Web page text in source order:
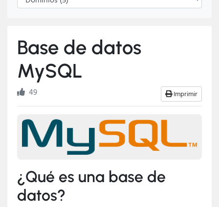
Base de datos
MySQL
Imprimir
49
¿Qué es una base de
datos?